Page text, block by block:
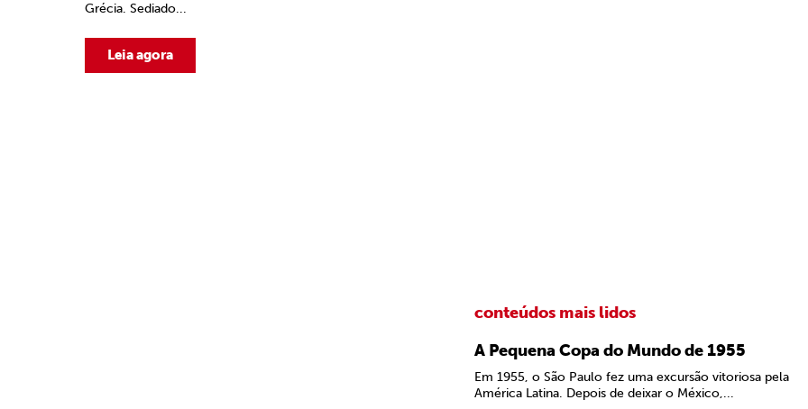
Grécia. Sediado...
Leia agora
conteúdos mais lidos
A Pequena Copa do Mundo de 1955
Em 1955, o São Paulo fez uma excursão vitoriosa pela
América Latina. Depois de deixar o México,...